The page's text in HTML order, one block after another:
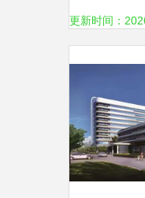
更新时间：